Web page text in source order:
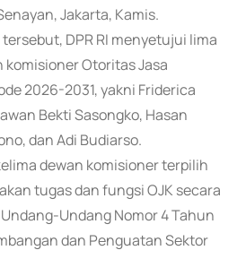
Jakarta, Kamis.
DPR RI menyetujui lima
komisioner Otoritas Jasa
2026-2031, yakni Friderica
Bekti Sasongko, Hasan
dan Adi Budiarso.
dewan komisioner terpilih
tugas dan fungsi OJK secara
Undang Nomor 4 Tahun
dan Penguatan Sektor